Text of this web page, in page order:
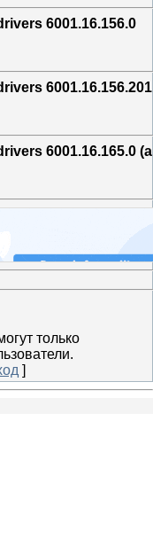
6001.16.156.0
6001.16.156.201
6001.16.165.0
только
]